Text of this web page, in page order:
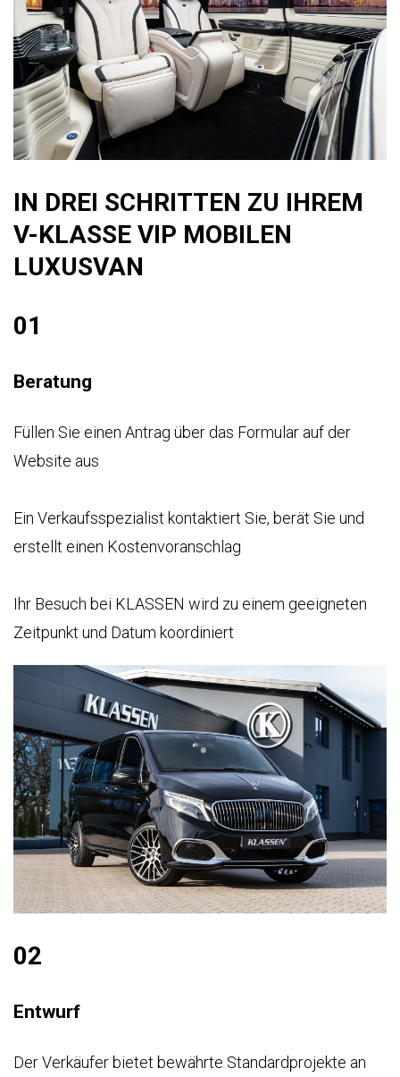
IN DREI SCHRITTEN ZU IHREM
V-KLASSE VIP MOBILEN
LUXUSVAN
01
Beratung
Füllen Sie einen Antrag über das Formular auf der
Website aus
Ein Verkaufsspezialist kontaktiert Sie, berät Sie und
erstellt einen Kostenvoranschlag
Ihr Besuch bei KLASSEN wird zu einem geeigneten
Zeitpunkt und Datum koordiniert
02
Entwurf
Der Verkäufer bietet bewährte Standardprojekte an